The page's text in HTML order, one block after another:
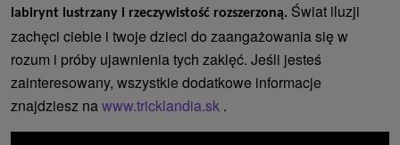
labirynt lustrzany i rzeczywistość rozszerzoną. Świat iluzji
zachęci ciebie i twoje dzieci do zaangażowania się w
rozum i próby ujawnienia tych zaklęć. Jeśli jesteś
zainteresowany, wszystkie dodatkowe informacje
znajdziesz nawww.tricklandia.sk .